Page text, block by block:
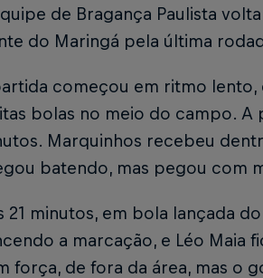
de Bragança Paulista
do Maringá pela última
começou em ritmo lento,
bolas no meio do campo.
Marquinhos recebeu
batendo, mas pegou com
21 minutos, em bola lançada
a marcação, e Léo Maia
força, de fora da área, mas o